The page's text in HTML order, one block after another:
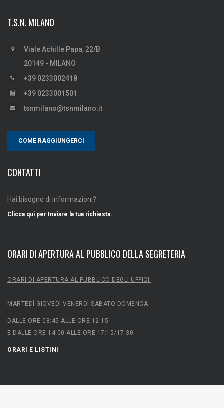
T.S.N. MILANO
Viale Achille Papa, 22/B
20149 - MILANO
+39 0233002418
+39 0233001501
tsnmilano@tsnmilano.it
COME RAGGIUNGERCI
CONTATTI
Hai bisogno di informazioni?
Clicca qui per Inviare la tua richiesta.
ORARI DI APERTURA AL PUBBLICO DELLA SEGRETERIA
ORARI DI APERTURA AL PUBBLICO DEGLI UFFICI:
MARTEDÌ-GIOVEDÌ-VENERDÌ-SABATO-DOMENCA
DALLE ORE 08:45 ALLE ORE 12:15
E DALLE ORE 14:00 ALLE ORE 17:15/17.30
ORARI E LISTINI